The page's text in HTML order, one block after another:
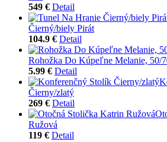
549 € Detail
Čierný/biely Pirát
104.9 € Detail
Rohožka Do Kúpeľne Melanie, 50/
5.99 € Detail
Čierny/zlatý
269 € Detail
Ružová
119 € Detail